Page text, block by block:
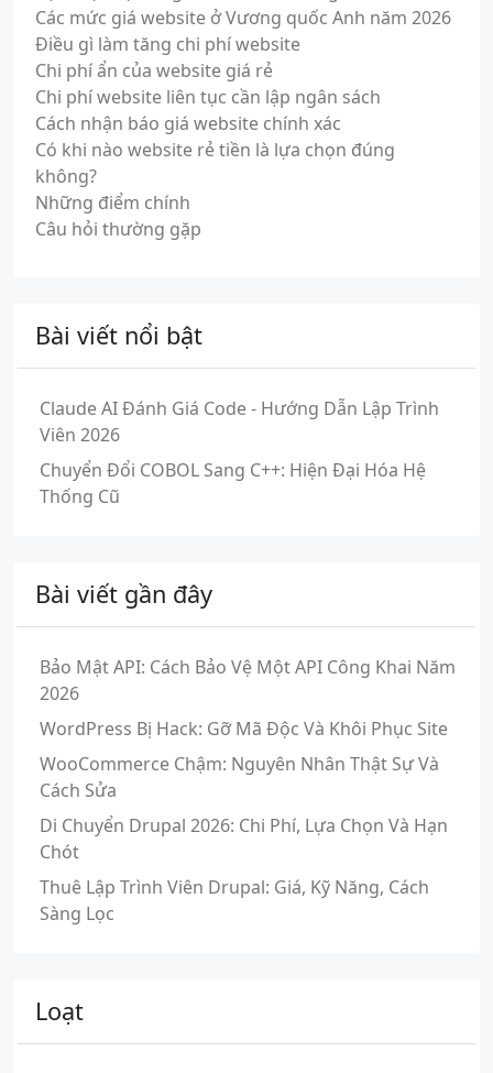
Các mức giá website ở Vương quốc Anh năm 2026
Điều gì làm tăng chi phí website
Chi phí ẩn của website giá rẻ
Chi phí website liên tục cần lập ngân sách
Cách nhận báo giá website chính xác
Có khi nào website rẻ tiền là lựa chọn đúng
không?
Những điểm chính
Câu hỏi thường gặp
Bài viết nổi bật
Claude AI Đánh Giá Code - Hướng Dẫn Lập Trình
Viên 2026
Chuyển Đổi COBOL Sang C++: Hiện Đại Hóa Hệ
Thống Cũ
Bài viết gần đây
Bảo Mật API: Cách Bảo Vệ Một API Công Khai Năm
2026
WordPress Bị Hack: Gỡ Mã Độc Và Khôi Phục Site
WooCommerce Chậm: Nguyên Nhân Thật Sự Và
Cách Sửa
Di Chuyển Drupal 2026: Chi Phí, Lựa Chọn Và Hạn
Chót
Thuê Lập Trình Viên Drupal: Giá, Kỹ Năng, Cách
Sàng Lọc
Loạt